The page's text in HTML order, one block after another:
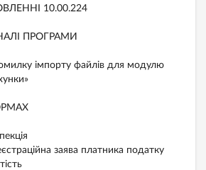
10.00.224
ПРОГРАМИ
імпорту файлів для модулю
заява платника податку